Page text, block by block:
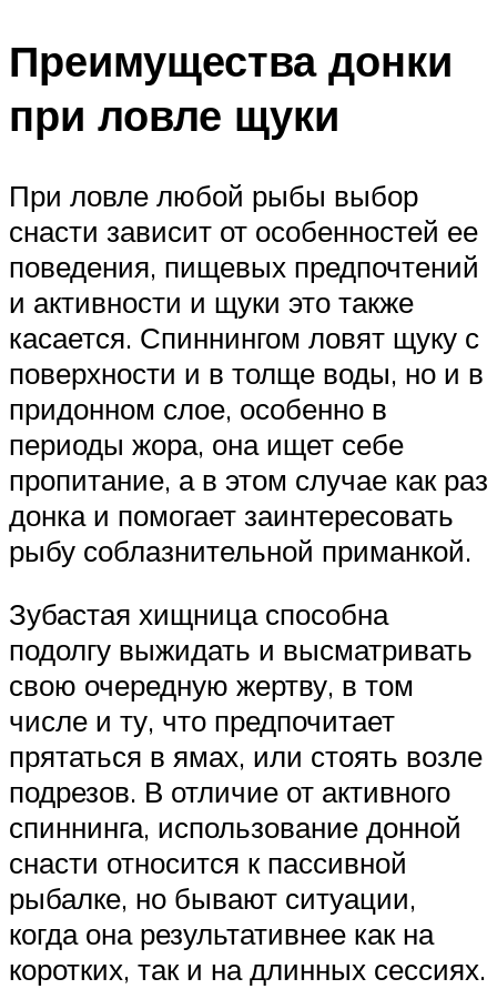
Преимущества донки
при ловле щуки
При ловле любой рыбы выбор
снасти зависит от особенностей ее
поведения, пищевых предпочтений
и активности и щуки это также
касается. Спиннингом ловят щуку с
поверхности и в толще воды, но и в
придонном слое, особенно в
периоды жора, она ищет себе
пропитание, а в этом случае как раз
донка и помогает заинтересовать
рыбу соблазнительной приманкой.
Зубастая хищница способна
подолгу выжидать и высматривать
свою очередную жертву, в том
числе и ту, что предпочитает
прятаться в ямах, или стоять возле
подрезов. В отличие от активного
спиннинга, использование донной
снасти относится к пассивной
рыбалке, но бывают ситуации,
когда она результативнее как на
коротких, так и на длинных сессиях.